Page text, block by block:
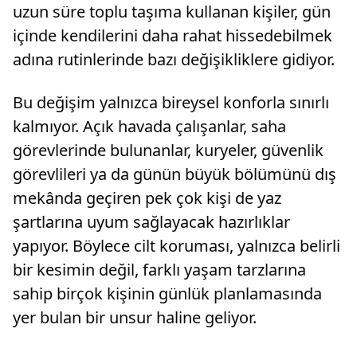
uzun süre toplu taşıma kullanan kişiler, gün
içinde kendilerini daha rahat hissedebilmek
adına rutinlerinde bazı değişikliklere gidiyor.
Bu değişim yalnızca bireysel konforla sınırlı
kalmıyor. Açık havada çalışanlar, saha
görevlerinde bulunanlar, kuryeler, güvenlik
görevlileri ya da günün büyük bölümünü dış
mekânda geçiren pek çok kişi de yaz
şartlarına uyum sağlayacak hazırlıklar
yapıyor. Böylece cilt koruması, yalnızca belirli
bir kesimin değil, farklı yaşam tarzlarına
sahip birçok kişinin günlük planlamasında
yer bulan bir unsur haline geliyor.